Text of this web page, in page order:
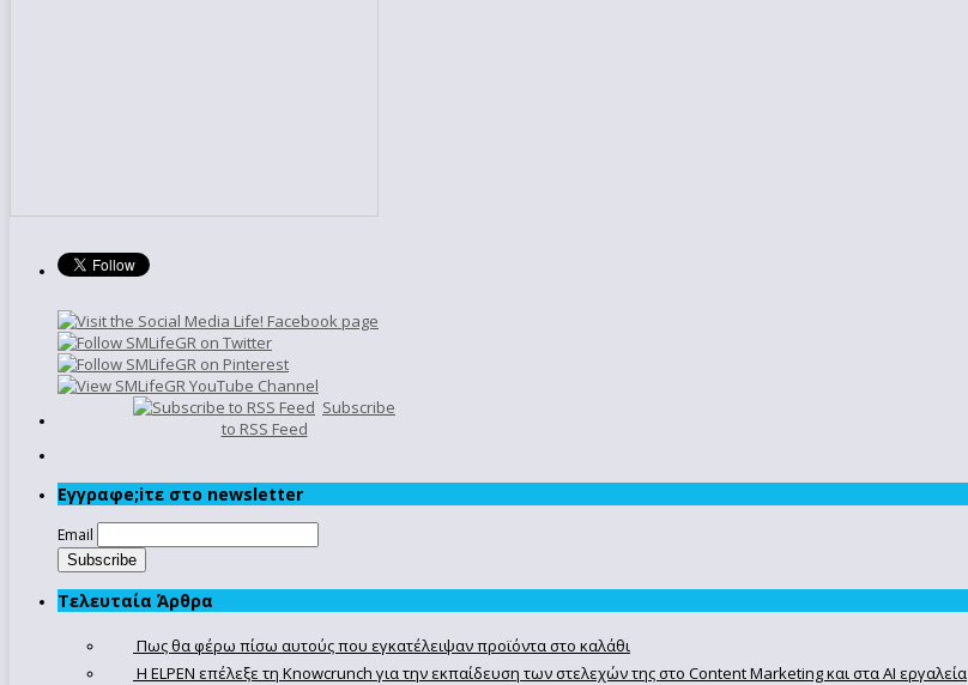
Subscribe
to RSS Feed
Εγγραφe;iτε στο newsletter
Email
Τελευταία Άρθρα
Πως θα φέρω πίσω αυτούς που εγκατέλειψαν προϊόντα στο καλάθι
Η ELPEN επέλεξε τη Knowcrunch για την εκπαίδευση των στελεχών της στο Content Marketing και στα AI εργαλεία